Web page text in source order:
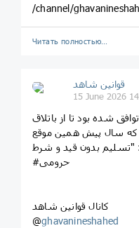
/channel/
Читать полностью…
قوانین‌ شاهد
15 June 2026
شده بود تا از باتلاق
که سال پیش همین موقع
#حرومی
کانال قوانین شاهد
@ghavanineshahed